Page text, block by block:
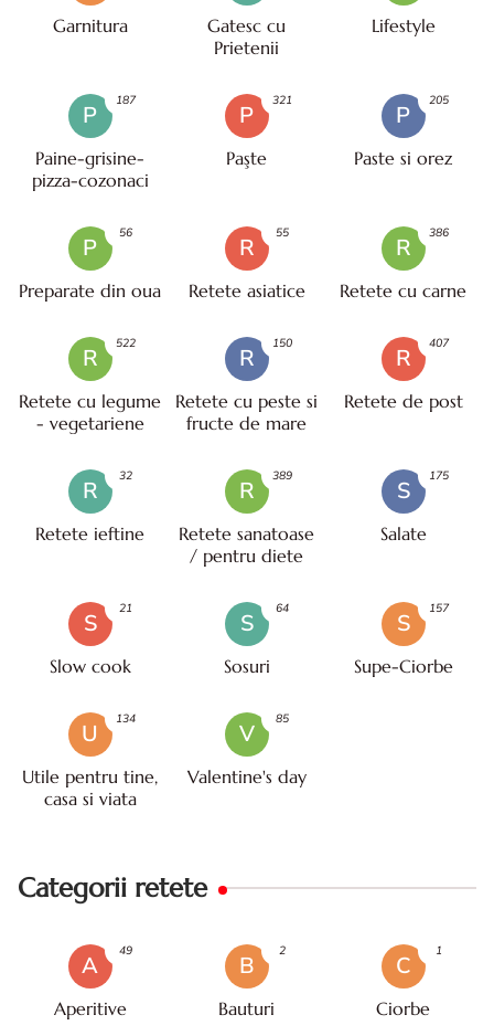
Garnitura
Gatesc cu
Prietenii
Lifestyle
P
Paine-grisine-
pizza-cozonaci
187
P
Paşte
321
P
Paste si orez
205
P
Preparate din oua
56
R
Retete asiatice
55
R
Retete cu carne
386
R
Retete cu legume
- vegetariene
522
R
Retete cu peste si
fructe de mare
150
R
Retete de post
407
R
Retete ieftine
32
R
Retete sanatoase
/ pentru diete
389
S
Salate
175
S
Slow cook
21
S
Sosuri
64
S
Supe-Ciorbe
157
U
Utile pentru tine,
casa si viata
134
V
Valentine's day
85
Categorii retete
A
Aperitive
49
B
Bauturi
2
C
Ciorbe
1